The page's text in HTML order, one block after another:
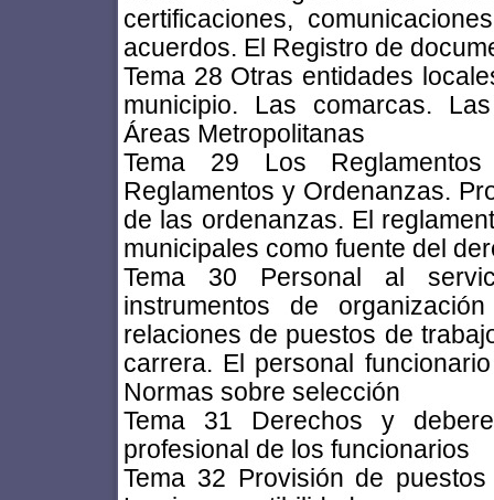
certificaciones,
acuerdos. El Registro de
Tema 28 Otras entidades
municipio. Las comarcas.
Áreas Metropolitanas
Tema 29 Los
Reglamentos y Ordenanzas.
de las ordenanzas. El
municipales como fuente del
Tema 30 Personal al
instrumentos de
relaciones de puestos de
carrera. El personal
Normas sobre selección
Tema 31 Derechos y
profesional de los funcionarios
Tema 32 Provisión de